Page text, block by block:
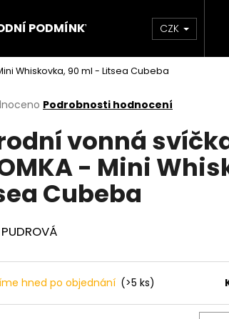
PODMÍNKY KONTAKTY
CZK
Whiskovka, 90 ml - Litsea Cubeba
Podrobnosti hodnocení
vonná
- Mini
Cubeba
hned po objednání (>5 ks)
HLEDAT